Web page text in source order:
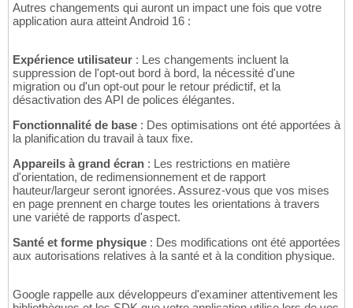
Autres changements qui auront un impact une fois que votre
application aura atteint Android 16 :
Expérience utilisateur : Les changements incluent la
suppression de l'opt-out bord à bord, la nécessité d'une
migration ou d'un opt-out pour le retour prédictif, et la
désactivation des API de polices élégantes.
Fonctionnalité de base : Des optimisations ont été apportées à
la planification du travail à taux fixe.
Appareils à grand écran : Les restrictions en matière
d'orientation, de redimensionnement et de rapport
hauteur/largeur seront ignorées. Assurez-vous que vos mises
en page prennent en charge toutes les orientations à travers
une variété de rapports d'aspect.
Santé et forme physique : Des modifications ont été apportées
aux autorisations relatives à la santé et à la condition physique.
Google rappelle aux développeurs d'examiner attentivement les